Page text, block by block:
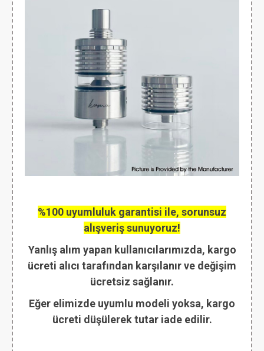
%100 uyumluluk garantisi ile, sorunsuz
alışveriş sunuyoruz!
Yanlış alım yapan kullanıcılarımızda, kargo
ücreti alıcı tarafından karşılanır ve değişim
ücretsiz sağlanır.
Eğer elimizde uyumlu modeli yoksa, kargo
ücreti düşülerek tutar iade edilir.